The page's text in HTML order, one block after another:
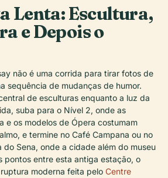
Lenta: Escultura,
e Depois o
não é uma corrida para tirar fotos de
sequência de mudanças de humor.
de esculturas enquanto a luz da
suba para o Nível 2, onde as
e os modelos de Ópera costumam
e termine no Café Campana ou no
do Sena, onde a cidade além do museu
pontos entre esta antiga estação, o
moderna feita pelo Centre